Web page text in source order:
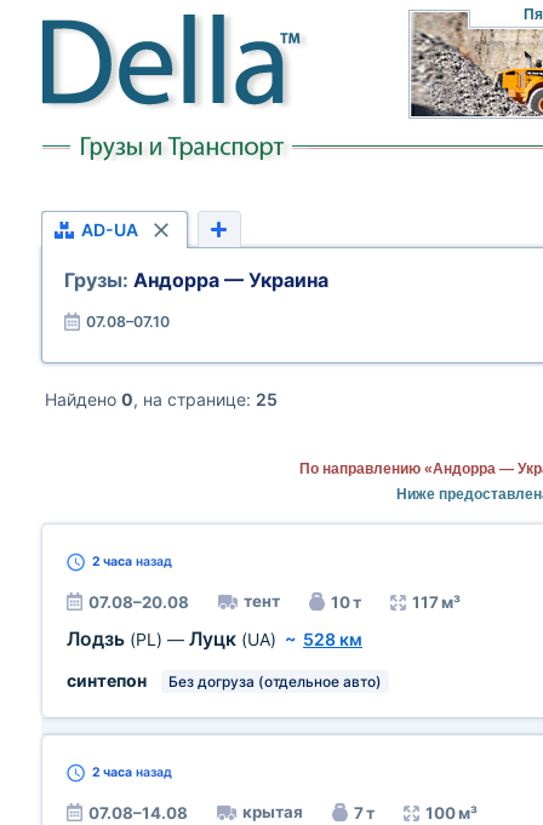
AD-UA
Грузы: Андорра — Украина
07.08–07.10
Найдено 0, на странице: 25
По направлению «Андорра —
Ниже
2 часа назад
07.08–20.08 тент 10 т 117 м³
Лодзь (PL) — Луцк (UA) ~ 528 км
синтепон
Без догруза (отдельное авто)
2 часа назад
07.08–14.08 крытая 7 т 100 м³